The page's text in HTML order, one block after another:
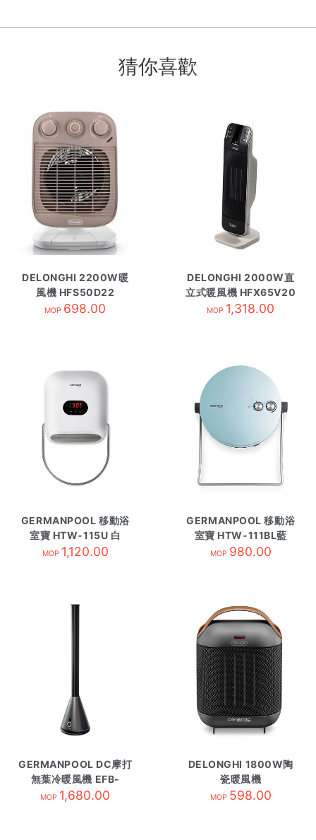
猜你喜歡
DELONGHI 2200W暖
風機 HFS50D22
MOP 698.00
DELONGHI 2000W直
立式暖風機 HFX65V20
MOP 1,318.00
GERMANPOOL 移動浴
室寶 HTW-115U 白
MOP 1,120.00
GERMANPOOL 移動浴
室寶 HTW-111BL藍
MOP 980.00
GERMANPOOL DC摩打
無葉冷暖風機 EFB-
326H
MOP 1,680.00
DELONGHI 1800W陶
瓷暖風機
HFX30C18.AG 黑
MOP 598.00